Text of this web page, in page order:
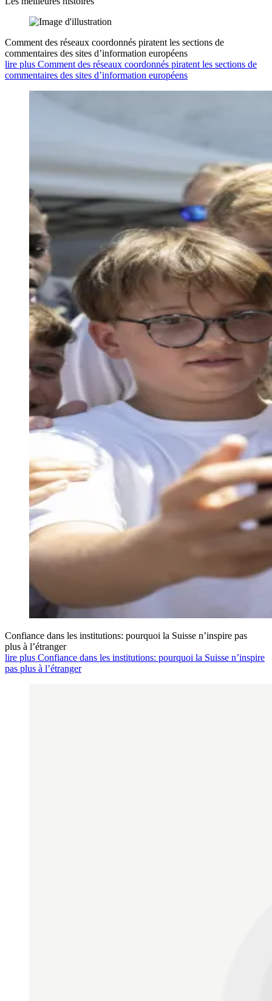
Comment des réseaux coordonnés piratent les sections de
commentaires des sites d’information européens
lire plus Comment des réseaux coordonnés piratent les sections de
commentaires des sites d’information européens
Confiance dans les institutions: pourquoi la Suisse n’inspire pas
plus à l’étranger
lire plus Confiance dans les institutions: pourquoi la Suisse n’inspire
pas plus à l’étranger